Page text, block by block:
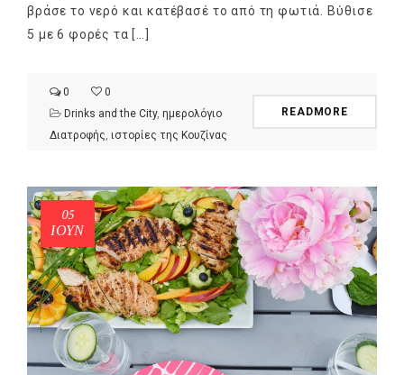
βράσε το νερό και κατέβασέ το από τη φωτιά. Βύθισε
5 με 6 φορές τα […]
0
0
Drinks and the City, ημερολόγιο
Διατροφής, ιστορίες της Κουζίνας
READMORE
05
ΙΟΎΝ